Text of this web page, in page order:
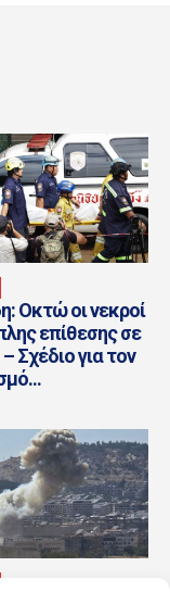
Οκτώ οι νεκροί
επίθεσης σε
Σχέδιο για τον